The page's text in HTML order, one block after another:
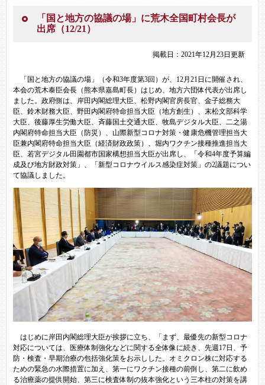
「国と地方の協議の場」に荒木全国町村会長が
出席（12/21）
掲載日：2021年12月23日更新
「国と地方の協議の場」（令和3年度第3回）が、12月21日に開催され、
本会の荒木泰臣会長（熊本県嘉島町長）はじめ、地方六団体代表が出席し
ました。政府側は、岸田内閣総理大臣、松野内閣官房長官、金子総務大
臣、鈴木財務大臣、野田内閣府特命担当大臣（地方創生）、末松文部科学
大臣、後藤厚生労働大臣、斉藤国土交通大臣、牧島デジタル大臣、二之湯
内閣府特命担当大臣（防災）、山際新型コロナ対策・健康危機管理担当大
臣兼内閣府特命担当大臣（経済財政政策）、堀内ワクチン接種推進担当大
臣、若宮デジタル田園都市国家構想担当大臣が出席し、「令和4年度予算編
成及び地方財政対策」、「新型コロナウイルス感染症対策」の2議題につい
て協議しました。​
はじめに岸田内閣総理大臣が挨拶に立ち、「まず、最優先の新型コロナ
対応については、医療体制強化などに関する全体像に続き、先週17日、予
防・検査・早期治療の包括強化策をお示しした。オミクロン株に対応する
ための緊急の水際措置に加え、第一にワクチン接種の前倒し、第二に飲め
る治療薬の提供開始、第三に検査体制の抜本強化という三本柱の対策を講